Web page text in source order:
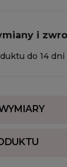
i
do 14 dni